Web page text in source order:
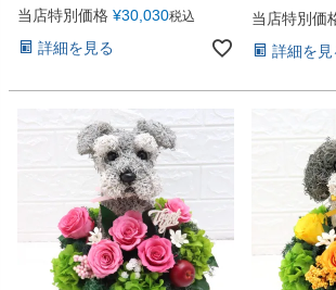
当店特別価格 ¥30,030税込
詳細を見る
当店特別価
詳細を見